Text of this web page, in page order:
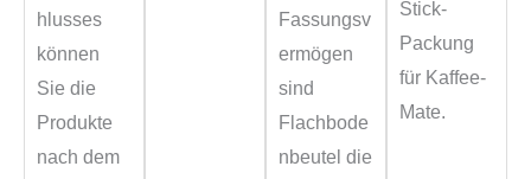
hlusses
können
Sie die
Produkte
nach dem
Fassungsv
ermögen
sind
Flachbode
nbeutel die
Stick-
Packung
für Kaffee-
Mate.